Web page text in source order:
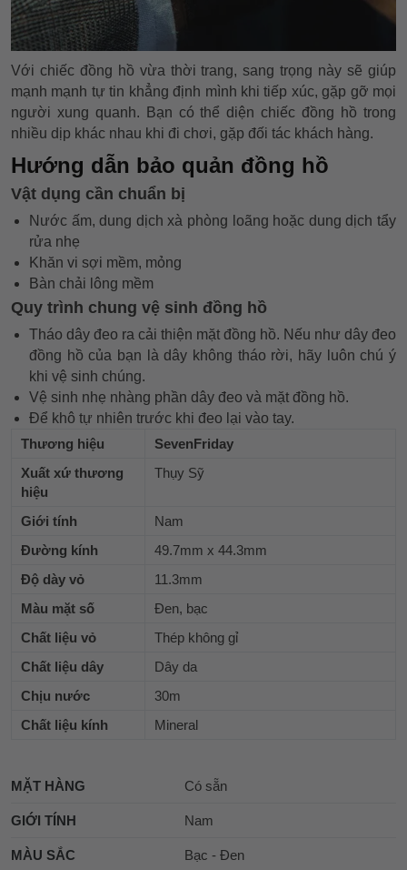
Với chiếc đồng hồ vừa thời trang, sang trọng này sẽ giúp
mạnh mạnh tự tin khẳng định mình khi tiếp xúc, gặp gỡ mọi
người xung quanh. Bạn có thể diện chiếc đồng hồ trong
nhiều dịp khác nhau khi đi chơi, gặp đối tác khách hàng.
Hướng dẫn bảo quản đồng hồ
Vật dụng cần chuẩn bị
Nước ấm, dung dịch xà phòng loãng hoặc dung dịch tẩy
rửa nhẹ
Khăn vi sợi mềm, mỏng
Bàn chải lông mềm
Quy trình chung vệ sinh đồng hồ
Tháo dây đeo ra cải thiện mặt đồng hồ. Nếu như dây đeo
đồng hồ của bạn là dây không tháo rời, hãy luôn chú ý
khi vệ sinh chúng.
Vệ sinh nhẹ nhàng phần dây đeo và mặt đồng hồ.
Để khô tự nhiên trước khi đeo lại vào tay.
Thương hiệu
SevenFriday
Xuất xứ thương
hiệu
Thụy Sỹ
Giới tính
Nam
Đường kính
49.7mm x 44.3mm
Độ dày vỏ
11.3mm
Màu mặt số
Đen, bạc
Chất liệu vỏ
Thép không gỉ
Chất liệu dây
Dây da
Chịu nước
30m
Chất liệu kính
Mineral
MẶT HÀNG Có sẵn
GIỚI TÍNH Nam
MÀU SẮC Bạc - Đen